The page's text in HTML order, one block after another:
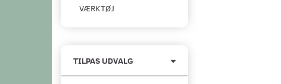
VÆRKTØJ
TILPAS UDVALG